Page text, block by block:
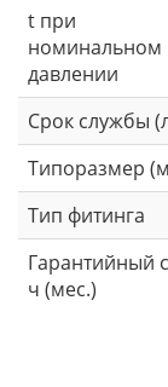
t при
номинальном
давлении
Срок службы
Типоразмер
Тип фитинга
Гарантийный
ч (мес.)